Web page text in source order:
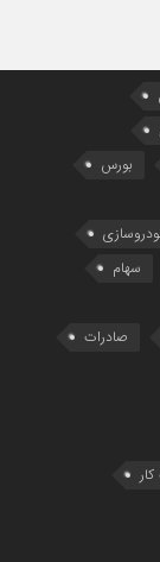
بورس
سهام
صادرات